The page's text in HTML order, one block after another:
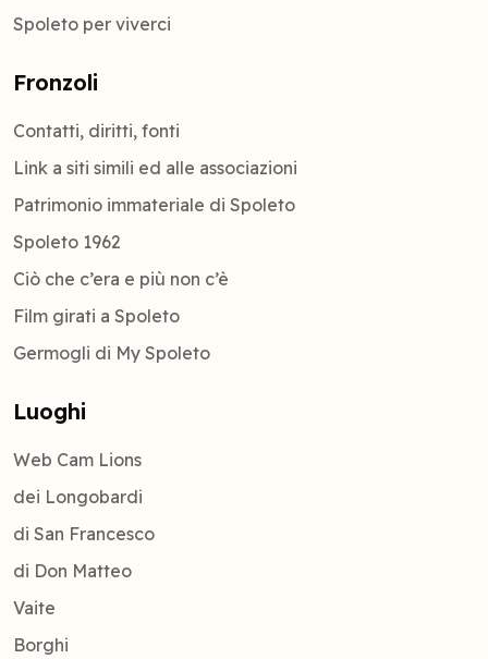
Spoleto per viverci
Fronzoli
Contatti, diritti, fonti
Link a siti simili ed alle associazioni
Patrimonio immateriale di Spoleto
Spoleto 1962
Ciò che c’era e più non c’è
Film girati a Spoleto
Germogli di My Spoleto
Luoghi
Web Cam Lions
dei Longobardi
di San Francesco
di Don Matteo
Vaite
Borghi